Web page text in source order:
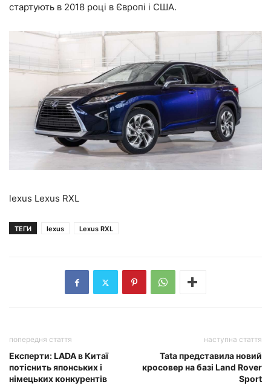
стартують в 2018 році в Європі і США.
lexus Lexus RXL
ТЕГИ lexus Lexus RXL
попередня стаття
Експерти: LADA в Китаї
потіснить японських і
німецьких конкурентів
наступна стаття
Tata представила новий
кросовер на базі Land Rover
Sport